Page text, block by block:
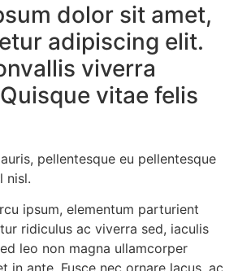
dolor sit amet,
adipiscing elit.
viverra
vitae felis
pellentesque eu pellentesque
nisl.
ipsum, elementum parturient
ridiculus ac viverra sed, iaculis
leo non magna ullamcorper